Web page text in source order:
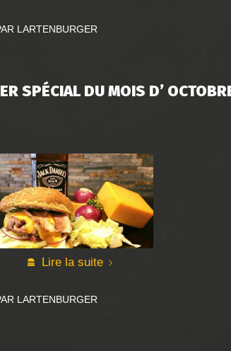
LARTENBURGER
SPÉCIAL DU MOIS D’
Lire la suite
LARTENBURGER